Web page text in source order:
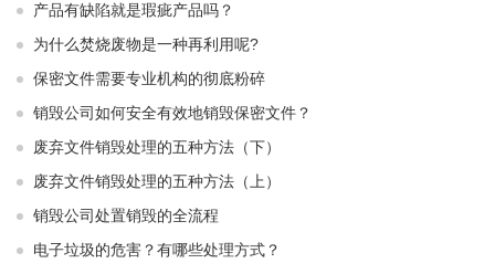
产品有缺陷就是瑕疵产品吗？
为什么焚烧废物是一种再利用呢?
保密文件需要专业机构的彻底粉碎
销毁公司如何安全有效地销毁保密文件？
废弃文件销毁处理的五种方法（下）
废弃文件销毁处理的五种方法（上）
销毁公司处置销毁的全流程
电子垃圾的危害？有哪些处理方式？